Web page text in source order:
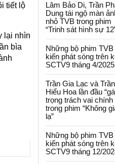
tiết lộ
lại nhìn
bìa
Lâm Bảo Di, Trần
Dung tái ngộ màn
nhỏ TVB trong phim
“Trinh sát hình sự
Những bộ phim
kiến phát sóng trên
SCTV9 tháng 4/2025
Trần Gia Lạc và Trần
Hiểu Hoa lần đầu
trọng trách vai chính
trong phim “Không
lạ”
Những bộ phim
kiến phát sóng trên
SCTV9 tháng 12/